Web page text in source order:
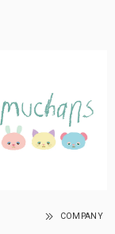
COMPANY